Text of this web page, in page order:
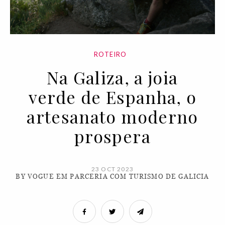
ROTEIRO
Na Galiza, a joia
verde de Espanha, o
artesanato moderno
prospera
23 OCT 2023
BY VOGUE EM PARCERIA COM TURISMO DE GALICIA